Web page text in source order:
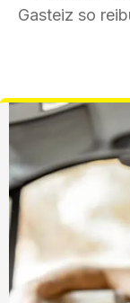
Gasteiz so